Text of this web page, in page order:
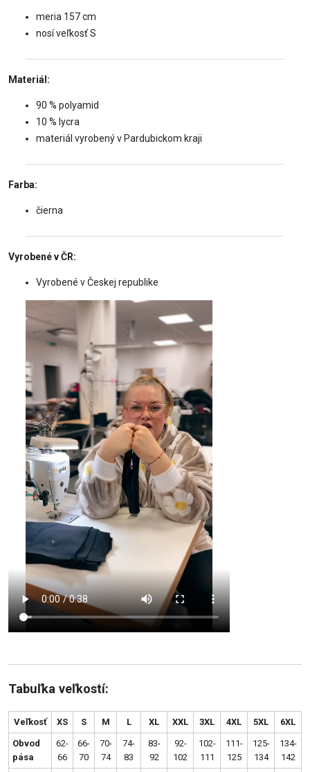
meria 157 cm
nosí veľkosť S
Materiál:
90 % polyamid
10 % lycra
materiál vyrobený v Pardubickom kraji
Farba:
čierna
Vyrobené v ČR:
Vyrobené v Českej republike
Tabuľka veľkostí:
Veľkosť XS S M L XL XXL 3XL 4XL 5XL 6XL
Obvod
pása
62-
66
66-
70
70-
74
74-
83
83-
92
92-
102
102-
111
111-
125
125-
134
134-
142